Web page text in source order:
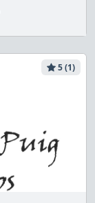
5 (1)